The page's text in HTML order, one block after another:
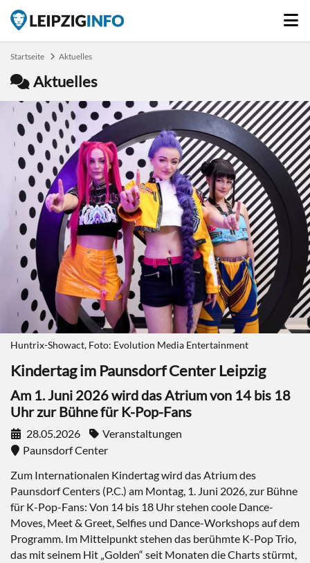
Startseite Aktuelles
Aktuelles
Huntrix-Showact, Foto: Evolution Media Entertainment
Kindertag im Paunsdorf Center Leipzig
Am 1. Juni 2026 wird das Atrium von 14 bis 18
Uhr zur Bühne für K-Pop-Fans
28.05.2026
Veranstaltungen
Paunsdorf Center
Zum Internationalen Kindertag wird das Atrium des
Paunsdorf Centers (P.C.) am Montag, 1. Juni 2026, zur Bühne
für K-Pop-Fans: Von 14 bis 18 Uhr stehen coole Dance-
Moves, Meet & Greet, Selfies und Dance-Workshops auf dem
Programm. Im Mittelpunkt stehen das berühmte K-Pop Trio,
das mit seinem Hit „Golden“ seit Monaten die Charts stürmt,